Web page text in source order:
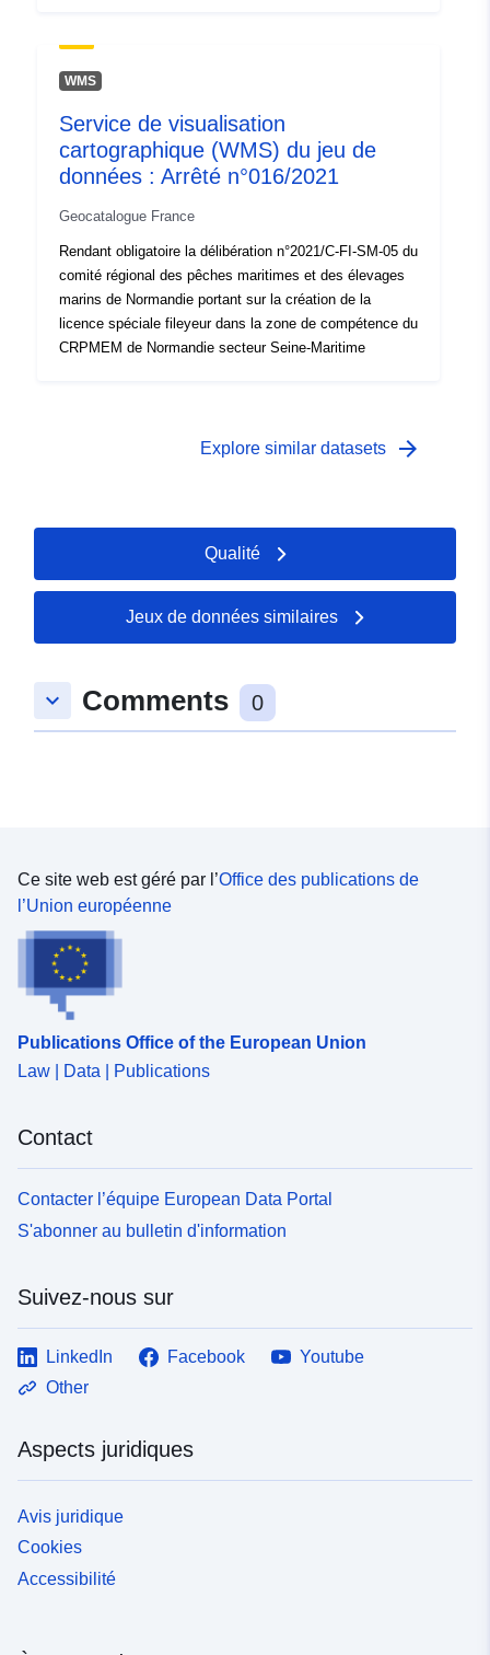
WMS
Service de visualisation
cartographique (WMS) du jeu de
données : Arrêté n°016/2021
Geocatalogue France
Rendant obligatoire la délibération n°2021/C-FI-SM-05 du
comité régional des pêches maritimes et des élevages
marins de Normandie portant sur la création de la
licence spéciale fileyeur dans la zone de compétence du
CRPMEM de Normandie secteur Seine-Maritime
Explore similar datasets arrow_forward
Qualité
Jeux de données similaires
keyboard_arrow_down Comments 0
Ce site web est géré par l’Office des publications de
l’Union européenne
Publications Office of the European Union
Law | Data | Publications
Contact
Contacter l’équipe European Data Portal
S'abonner au bulletin d'information
Suivez-nous sur
LinkedIn Facebook
Youtube
Other
Aspects juridiques
Avis juridique
Cookies
Accessibilité